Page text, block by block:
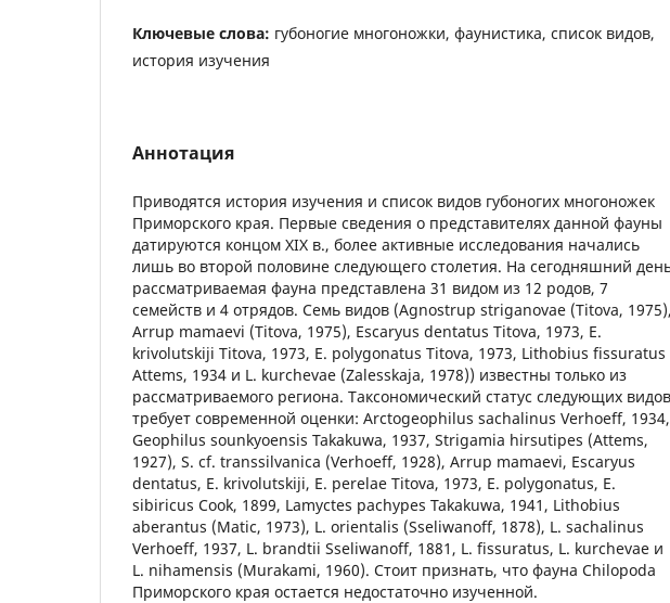
Ключевые слова: губоногие многоножки, фаунистика, список видов,
история изучения
Аннотация
Приводятся история изучения и список видов губоногих многоножек
Приморского края. Первые сведения о представителях данной фауны
датируются концом XIX в., более активные исследования начались
лишь во второй половине следующего столетия. На сегодняшний
рассматриваемая фауна представлена 31 видом из 12 родов, 7
семейств и 4 отрядов. Семь видов (Agnostrup striganovae (Titova, 1975),
Arrup mamaevi (Titova, 1975), Escaryus dentatus Titova, 1973, E.
krivolutskiji Titova, 1973, E. polygonatus Titova, 1973, Lithobius fissuratus
Attems, 1934 и L. kurchevae (Zalesskaja, 1978)) известны только из
рассматриваемого региона. Таксономический статус следующих видов
требует современной оценки: Arctogeophilus sachalinus Verhoeff, 1934,
Geophilus sounkyoensis Takakuwa, 1937, Strigamia hirsutipes (Attems,
1927), S. cf. transsilvanica (Verhoeff, 1928), Arrup mamaevi, Escaryus
dentatus, E. krivolutskiji, E. perelae Titova, 1973, E. polygonatus, E.
sibiricus Cook, 1899, Lamyctes pachypes Takakuwa, 1941, Lithobius
aberantus (Matic, 1973), L. orientalis (Sseliwanoff, 1878), L. sachalinus
Verhoeff, 1937, L. brandtii Sseliwanoff, 1881, L. fissuratus, L. kurchevae и
L. nihamensis (Murakami, 1960). Стоит признать, что фауна Chilopoda
Приморского края остается недостаточно изученной.